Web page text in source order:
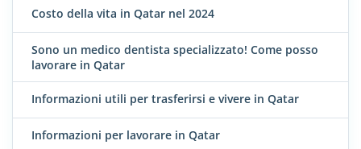
Costo della vita in Qatar nel 2024
Sono un medico dentista specializzato! Come posso
lavorare in Qatar
Informazioni utili per trasferirsi e vivere in Qatar
Informazioni per lavorare in Qatar